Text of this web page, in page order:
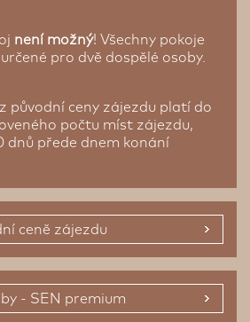
není možný! Všechny pokoje
pro dvě dospělé osoby.
původní ceny zájezdu platí do
počtu míst zájezdu,
dnů přede dnem konání
ceně zájezdu
- SEN premium